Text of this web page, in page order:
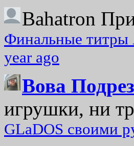
Bahatron
Финальные титры
year ago
Вова
игрушки, ни
GLaDOS своими